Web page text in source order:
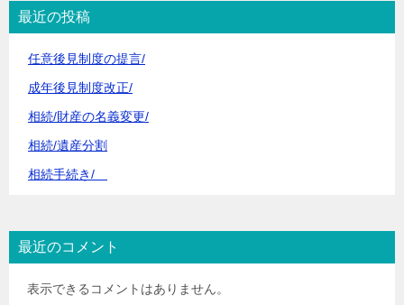
シ
ョ
最近の投稿
任意後見制度の提言/
成年後見制度改正/
相続/財産の名義変更/
相続/遺産分割
相続手続き/
最近のコメント
表示できるコメントはありません。